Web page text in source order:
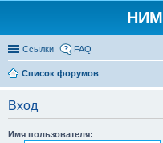
Ссылки FAQ
Список форумов
Вход
Имя пользователя: